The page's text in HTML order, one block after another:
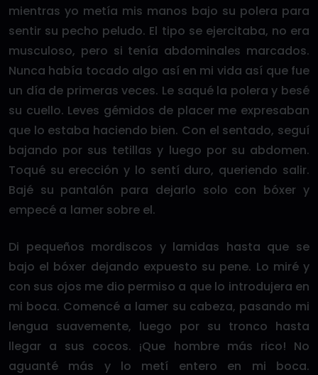
mientras yo metía mis manos bajo su polera para
sentir su pecho peludo. El tipo se ejercitaba, no era
musculoso, pero si tenía abdominales marcados.
Nunca había tocado algo así en mi vida así que fue
un día de primeras veces. Le saqué la polera y besé
su cuello. Leves gémidos de placer me expresaban
que lo estaba haciendo bien. Con el sentado, seguí
bajando por sus tetillas y luego por su abdomen.
Toqué su erección y lo sentí duro, queriendo salir.
Bajé su pantalón para dejarlo solo con bóxer y
empecé a lamer sobre el.
Di pequeños mordiscos y lamidas hasta que se
bajo el bóxer dejando expuesto su pene. Lo miré y
con sus ojos me dio permiso a que lo introdujera en
mi boca. Comencé a lamer su cabeza, pasando mi
lengua suavemente, luego por su tronco hasta
llegar a sus cocos. ¡Que hombre más rico! No
aguanté más y lo metí entero en mi boca.